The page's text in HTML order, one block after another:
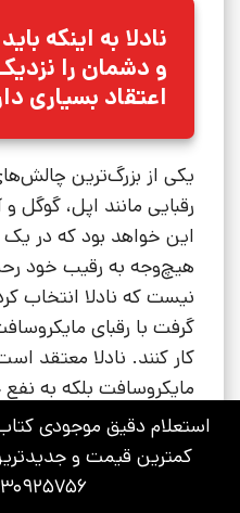
استعلام دقیق موجودی
نادلا به اینکه
و دشمان را
اعتقاد بسیاری
یکی از بزرگ‌ترین
رقبایی مانند اپل،
این خواهد بود که در
هیچ‌وجه به رقیب خود
نیست که نادلا انتخاب
گرفت با رقبای
کار کنند. نادلا معتقد
مایکروسافت بلکه به
در اولین حرکت، نادلا
به شرکت اپل حسن نیت